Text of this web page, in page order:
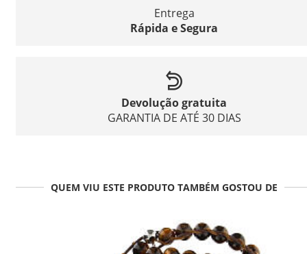
Entrega
Rápida e Segura
Devolução gratuita
GARANTIA DE ATÉ 30 DIAS
QUEM VIU ESTE PRODUTO TAMBÉM GOSTOU DE